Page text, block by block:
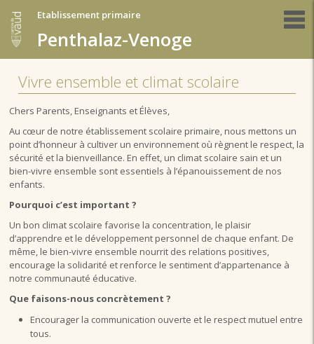
Etablissement primaire
Penthalaz-Venoge
Vivre ensemble et climat scolaire
Chers Parents, Enseignants et Élèves,
Au cœur de notre établissement scolaire primaire, nous mettons un
point d’honneur à cultiver un environnement où règnent le respect, la
sécurité et la bienveillance. En effet, un climat scolaire sain et un
bien-vivre ensemble sont essentiels à l’épanouissement de nos
enfants.
Pourquoi c’est important ?
Un bon climat scolaire favorise la concentration, le plaisir
d’apprendre et le développement personnel de chaque enfant. De
même, le bien-vivre ensemble nourrit des relations positives,
encourage la solidarité et renforce le sentiment d’appartenance à
notre communauté éducative.
Que faisons-nous concrètement ?
Encourager la communication ouverte et le respect mutuel entre
tous.